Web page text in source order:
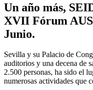
Un año más,
XVII Fórum
Junio.
Sevilla y su Palacio de
auditorios y una decena de
2.500 personas, ha sido el
numerosas actividades que